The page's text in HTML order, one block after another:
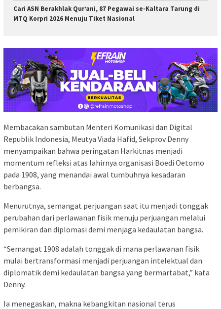
Cari ASN Berakhlak Qur’ani, 87 Pegawai se-Kaltara Tarung di
MTQ Korpri 2026 Menuju Tiket Nasional
Membacakan sambutan Menteri Komunikasi dan Digital
Republik Indonesia, Meutya Viada Hafid, Sekprov Denny
menyampaikan bahwa peringatan Harkitnas menjadi
momentum refleksi atas lahirnya organisasi Boedi Oetomo
pada 1908, yang menandai awal tumbuhnya kesadaran
berbangsa.
Menurutnya, semangat perjuangan saat itu menjadi tonggak
perubahan dari perlawanan fisik menuju perjuangan melalui
pemikiran dan diplomasi demi menjaga kedaulatan bangsa.
“Semangat 1908 adalah tonggak di mana perlawanan fisik
mulai bertransformasi menjadi perjuangan intelektual dan
diplomatik demi kedaulatan bangsa yang bermartabat,” kata
Denny.
Ia menegaskan, makna kebangkitan nasional terus